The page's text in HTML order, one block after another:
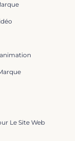
Le Site Web